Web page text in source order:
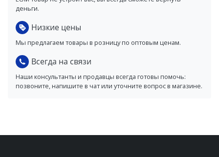
деньги.
Низкие цены
Мы предлагаем товары в розницу по оптовым ценам.
Всегда на связи
Наши консультанты и продавцы всегда готовы помочь:
позвоните, напишите в чат или уточните вопрос в магазине.